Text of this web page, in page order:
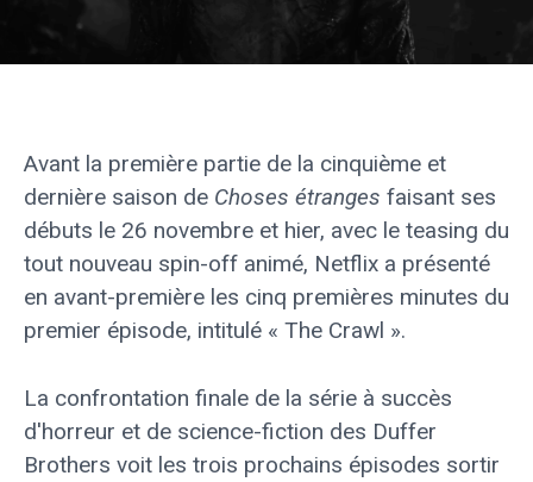
Avant la première partie de la cinquième et
dernière saison de Choses étranges faisant ses
débuts le 26 novembre et hier, avec le teasing du
tout nouveau spin-off animé, Netflix a présenté
en avant-première les cinq premières minutes du
premier épisode, intitulé « The Crawl ».
La confrontation finale de la série à succès
d'horreur et de science-fiction des Duffer
Brothers voit les trois prochains épisodes sortir